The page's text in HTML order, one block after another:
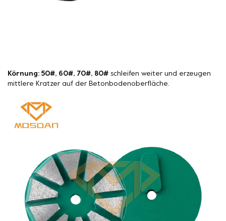
Körnung: 50#, 60#, 70#, 80# schleifen weiter und erzeugen
mittlere Kratzer auf der Betonbodenoberfläche.